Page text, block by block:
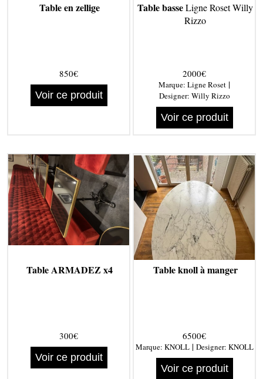
Table en zellige
850€
Voir ce produit
Table basseLigne Roset Willy
Rizzo
2000€
Marque: Ligne Roset |
Designer: Willy Rizzo
Voir ce produit
Table ARMADEZ x4
300€
Voir ce produit
Table knoll à manger
6500€
Marque: KNOLL| Designer: KNOLL
Voir ce produit